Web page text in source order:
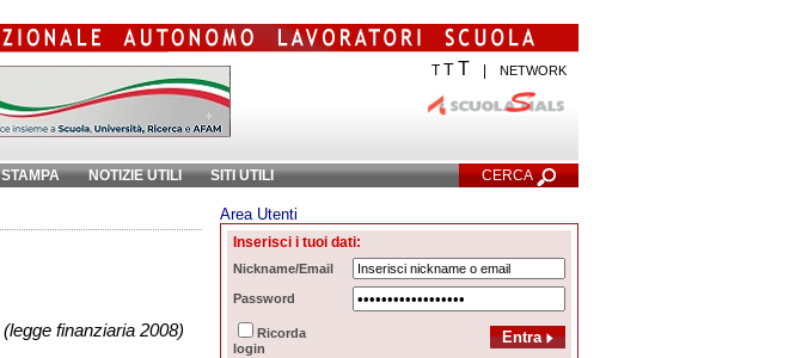
T TT NETWORK
STAMPA NOTIZIE UTILI SITI UTILI CERCA
Ricerca Avanzata
(legge finanziaria 2008)
Area Utenti
Inserisci i tuoi dati:
Nickname/Email
Password
Ricorda
login